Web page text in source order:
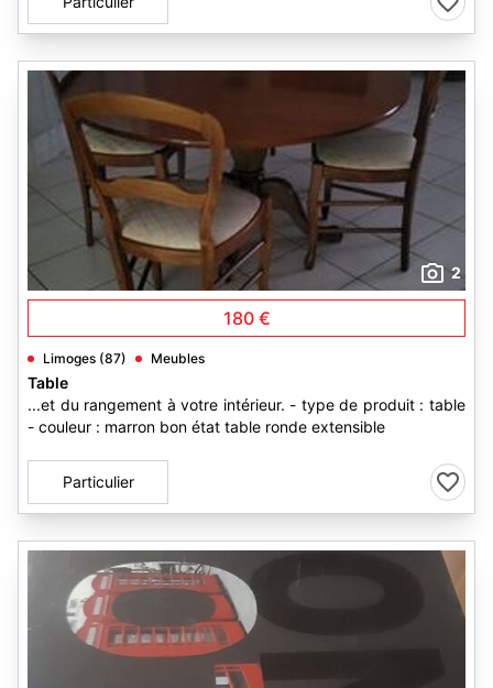
2
180 €
Limoges (87) Meubles
Table
...et du rangement à votre intérieur. - type de produit : table
- couleur : marron bon état table ronde extensible
Particulier